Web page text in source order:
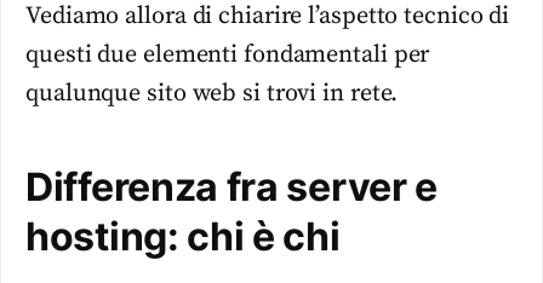
Vediamo allora di chiarire l’aspetto tecnico di
questi due elementi fondamentali per
qualunque sito web si trovi in rete.
Differenza fra server e
hosting: chi è chi